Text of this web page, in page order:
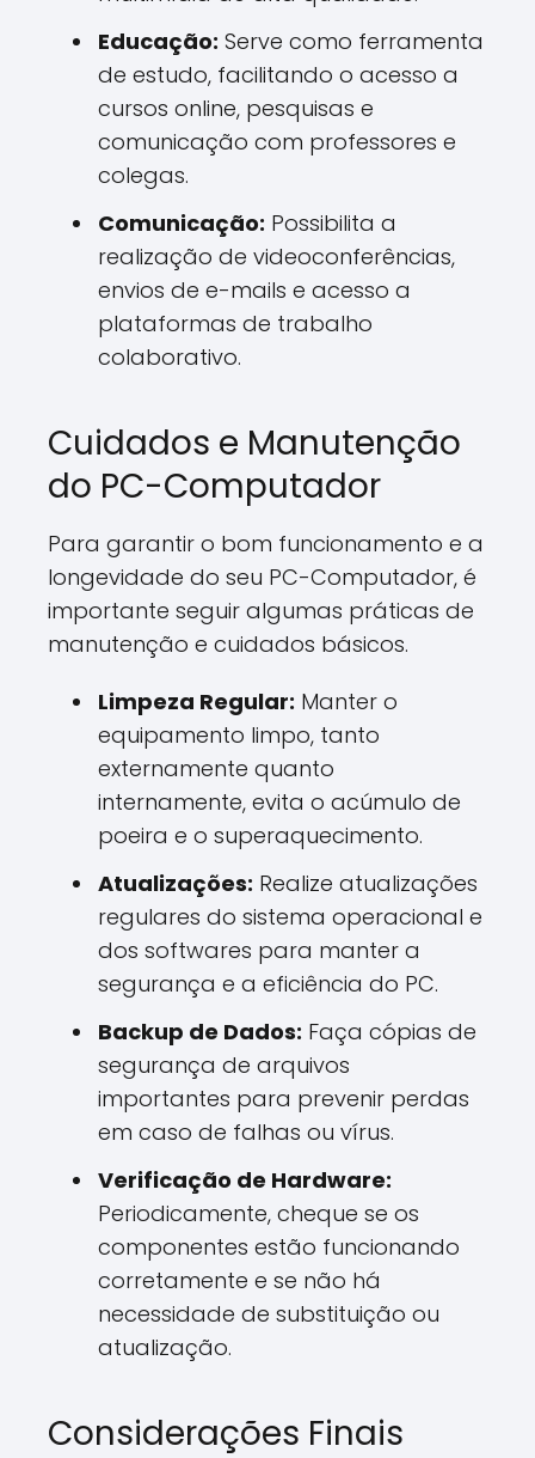
Educação: Serve como ferramenta
de estudo, facilitando o acesso a
cursos online, pesquisas e
comunicação com professores e
colegas.
Comunicação: Possibilita a
realização de videoconferências,
envios de e-mails e acesso a
plataformas de trabalho
colaborativo.
Cuidados e Manutenção
do PC-Computador
Para garantir o bom funcionamento e a
longevidade do seu PC-Computador, é
importante seguir algumas práticas de
manutenção e cuidados básicos.
Limpeza Regular: Manter o
equipamento limpo, tanto
externamente quanto
internamente, evita o acúmulo de
poeira e o superaquecimento.
Atualizações: Realize atualizações
regulares do sistema operacional e
dos softwares para manter a
segurança e a eficiência do PC.
Backup de Dados: Faça cópias de
segurança de arquivos
importantes para prevenir perdas
em caso de falhas ou vírus.
Verificação de Hardware:
Periodicamente, cheque se os
componentes estão funcionando
corretamente e se não há
necessidade de substituição ou
atualização.
Considerações Finais